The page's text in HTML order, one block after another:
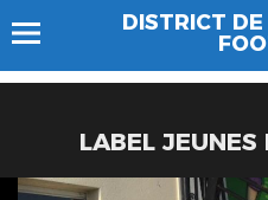
DISTRICT
LABEL JEUNES